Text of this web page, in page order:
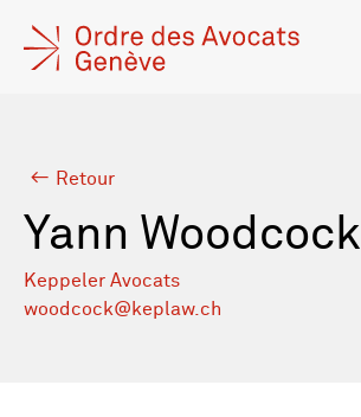
Retour
Yann Woodcock
Keppeler Avocats
woodcock@keplaw.ch